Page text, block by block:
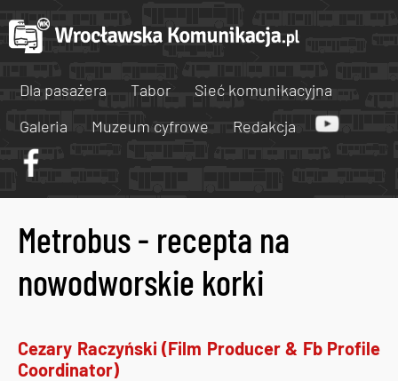
Dla pasażera Tabor
Sieć komunikacyjna
Galeria
Muzeum cyfrowe Redakcja
Metrobus - recepta na
nowodworskie korki
Cezary Raczyński (Film Producer & Fb Profile
Coordinator)